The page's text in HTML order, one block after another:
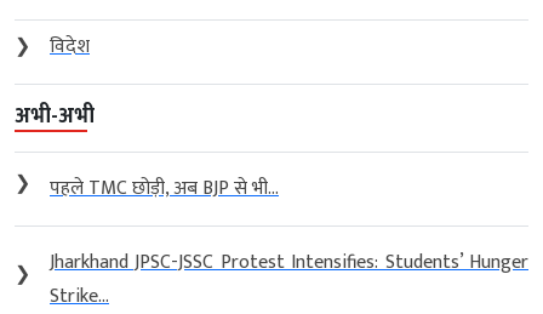
❯
विदेश
अभी-अभी
❯ पहले TMC छोड़ी, अब BJP से भी...
❯
Jharkhand JPSC-JSSC Protest Intensifies: Students’ Hunger
Strike...